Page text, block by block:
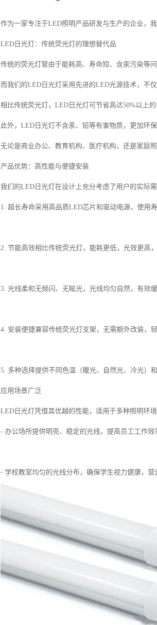
作为一家专注于LED照明产品研发与生产的企业，
LED日光灯：传统荧光灯的理想替代品
传统的荧光灯管由于能耗高、寿命短、含汞污染等
而我们的LED日光灯采用先进的LED光源技术，不
相比传统荧光灯，LED日光灯可节省高达50%以上
此外，LED日光灯不含汞、铅等有害物质，更加环
无论是商业办公、教育机构、医疗机构，还是家庭
产品优势：高性能与便捷安装
我们的LED日光灯在设计上充分考虑了用户的实际
1. 超长寿命采用高品质LED芯片和驱动电源，使用
2. 节能高效相比传统荧光灯，能耗更低，光效更高
3. 光线柔和无频闪、无眩光，光线均匀自然，有效
4. 安装便捷兼容传统荧光灯支架，无需额外改装，
5. 多种选择提供不同色温（暖光、自然光、冷光）
应用场景广泛
LED日光灯凭借其优越的性能，适用于多种照明环境
- 办公场所提供明亮、稳定的光线，提高员工工作效
- 学校教室均匀的光线分布，确保学生视力健康，营